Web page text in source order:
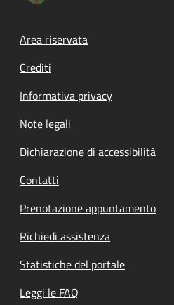
Footer menu
Area riservata
Crediti
Informativa privacy
Note legali
Dichiarazione di accessibilità
Contatti
Prenotazione appuntamento
Richiedi assistenza
Statistiche del portale
Leggi le FAQ